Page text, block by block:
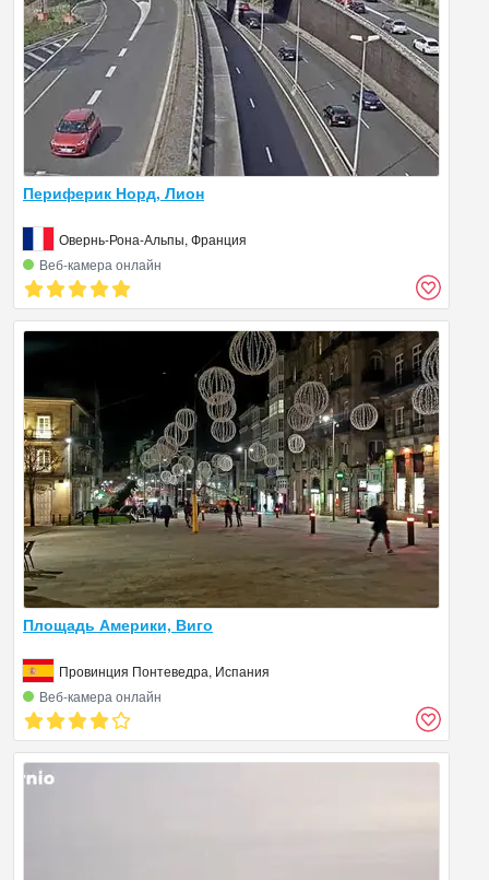
Периферик Норд, Лион
Овернь-Рона-Альпы, Франция
Веб‑камера онлайн
Площадь Америки, Виго
Провинция Понтеведра, Испания
Веб‑камера онлайн